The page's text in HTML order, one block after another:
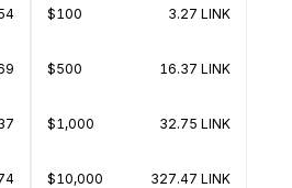
$100 3.27 LINK
$500 16.37 LINK
$1,000 32.75 LINK
$10,000 327.47 LINK